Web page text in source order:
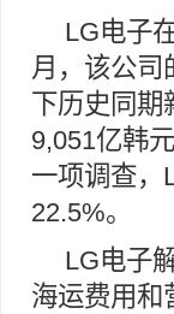
LG电子
月，该公司
下历史同期
9,051亿韩
一项调查，
22.5%。
LG电子
海运费用和